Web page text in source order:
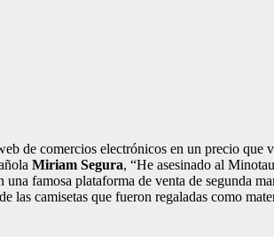
de comercios electrónicos en un precio que
Miriam Segura, “He asesinado al
famosa plataforma de venta de segunda
las camisetas que fueron regaladas como